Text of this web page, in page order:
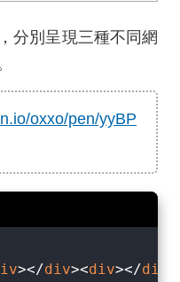
分別呈現三種不同網
oxxo/pen/yyBP
></div><div></div